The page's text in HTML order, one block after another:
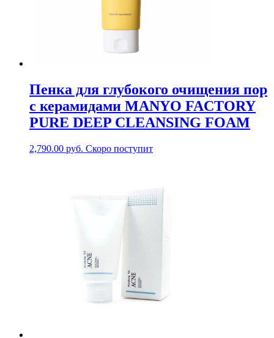
Пенка для глубокого очищения пор
с керамидами MANYO FACTORY
PURE DEEP CLEANSING FOAM
2,790.00 руб. Скоро поступит